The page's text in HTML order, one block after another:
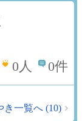
0人 0件
き一覧へ (10)